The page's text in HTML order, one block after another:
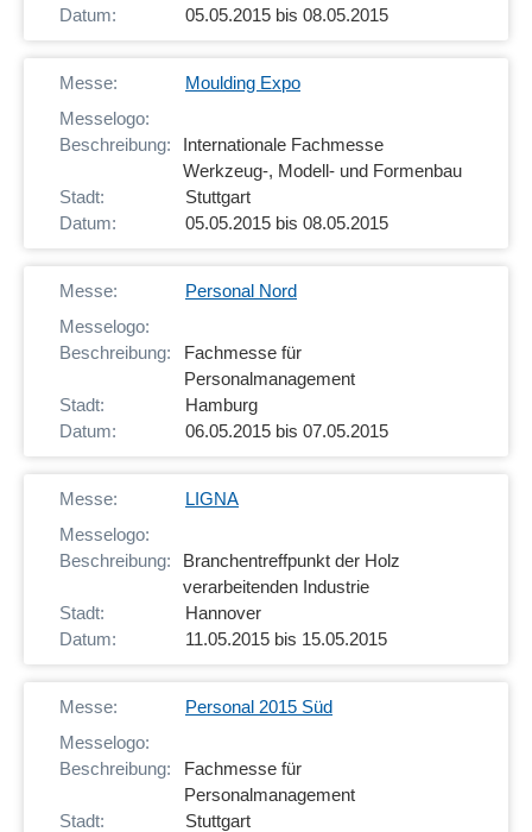
05.05.2015 bis 08.05.2015
Moulding Expo
Internationale Fachmesse
Werkzeug-, Modell- und Formenbau
Stuttgart
05.05.2015 bis 08.05.2015
Personal Nord
Fachmesse für
Personalmanagement
Hamburg
06.05.2015 bis 07.05.2015
LIGNA
Branchentreffpunkt der Holz
verarbeitenden Industrie
Hannover
11.05.2015 bis 15.05.2015
Personal 2015 Süd
Fachmesse für
Personalmanagement
Stuttgart